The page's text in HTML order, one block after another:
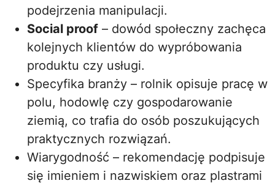
podejrzenia manipulacji.
Social proof – dowód społeczny zachęca
kolejnych klientów do wypróbowania
produktu czy usługi.
Specyfika branży – rolnik opisuje pracę w
polu, hodowlę czy gospodarowanie
ziemią, co trafia do osób poszukujących
praktycznych rozwiązań.
Wiarygodność – rekomendację podpisuje
się imieniem i nazwiskiem oraz plastrami